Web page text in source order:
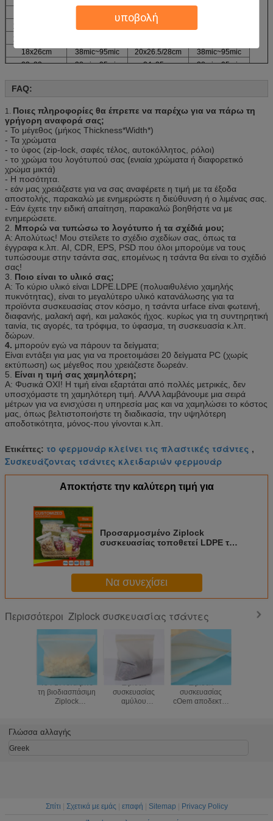
υποβολή
38mic~95mic 11x16cm
12x17/17.5cm
38mic~95mic 13x19cm
14x20/20.5cm
18x26cm
38mic~95mic 20x26.5/28cm
38mic~95mic
23x32cm
38mic~95mic 24x35cm
38mic~95mic
FAQ:
1. Ποιες πληροφορίες θα έπρεπε να παρέχω για να πάρω τη
γρήγορη αναφορά σας;
- Το μέγεθος (μήκος Thickness*Width*)
- Τα χρώματα
- το ύφος (zip-lock, σαφές τέλος, αυτοκόλλητος, ρόλοι)
- το χρώμα του λογότυπού σας (ενιαία χρώματα ή διαφορετικό
χρώμα μικτά)
- Η ποσότητα.
- εάν μας χρειάζεστε για να σας αναφέρετε η τιμή με τα έξοδα
αποστολής, παρακαλώ με ενημερώστε η διεύθυνση ή ο λιμένας σας.
- Εάν έχετε την ειδική απαίτηση, παρακαλώ βοηθήστε να με
ενημερώσετε.
2. Μπορώ να τυπώσω το λογότυπο ή τα σχέδιά μου;
Α: Απολύτως! Μου στείλετε το σχέδιο σχεδίων σας, όπως τα
έγγραφα κ.λπ. AI, CDR, EPS, PSD που όλοι μπορούμε να τους
τυπώσουμε στην τσάντα σας, επομένως η τσάντα θα είναι το σχέδιό
σας!
3. Ποιο είναι το υλικό σας;
Α: Το κύριο υλικό είναι LDPE.LDPE (πολυαιθυλένιο χαμηλής
πυκνότητας), είναι το μεγαλύτερο υλικό κατανάλωσης για τα
προϊόντα συσκευασίας στον κόσμο, η τσάντα urface είναι φωτεινή,
διαφανής, μαλακή αφή, και μαλακός ήχος. κυρίως για τη συντηρητική
ταινία, τις αγορές, τα τρόφιμα, το ύφασμα, τη συσκευασία κ.λπ.
δώρων.
4. μπορούν εγώ να πάρουν τα δείγματα;
Είναι εντάξει για μας για να προετοιμάσει 20 δείγματα PC (χωρίς
εκτύπωση) ως μέγεθος που χρειάζεστε δωρεάν.
5. Είναι η τιμή σας χαμηλότερη;
Α: Φυσικά ΟΧΙ! Η τιμή είναι εξαρτάται από πολλές μετρικές, δεν
υποσχόμαστε τη χαμηλότερη τιμή. ΑΛΛΑ λαμβάνουμε μια σειρά
μέτρων για να ενισχύσει η υπηρεσία μας και να χαμηλώσει το κόστος
μας, όπως βελτιστοποιήστε τη διαδικασία, την υψηλότερη
αποδοτικότητα, μόνος-που γίνονται κ.λπ.
Ετικέττες: το φερμουάρ κλείνει τις πλαστικές τσάντες ,
Συσκευάζοντας τσάντες κλειδαριών φερμουάρ
Αποκτήστε την καλύτερη τιμή για
Προσαρμοσμένο Ziplock
συσκευασίας τοποθετεί LDPE την
συσκευασίας σαφή
Να συνεχίσει
Περισσότεροι Ziplock συσκευασίας τσάντες
Το FDA ενέκρινε
τη βιοδιασπάσιμη
Ziplock
αμύλου
καλαμποκιού
Ziplock
συσκευασίας
αμύλου
Ziplock
συσκευασίας
cOem αποδεκτές
Γλώσσα αλλαγής
Greek
Σπίτι Σχετικά με εμάς επαφή Sitemap
Privacy Policy